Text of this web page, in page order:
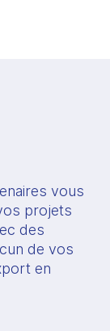
vous
projets
des
de vos
en